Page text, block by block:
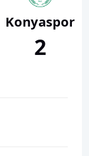
Konyaspor
2